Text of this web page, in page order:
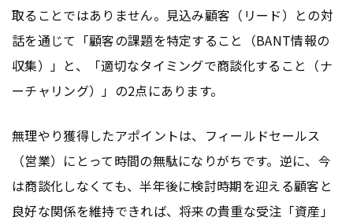
取ることではありません。見込み顧客（リード）との対
話を通じて「顧客の課題を特定すること（BANT情報の
収集）」と、「適切なタイミングで商談化すること（ナ
ーチャリング）」の2点にあります。
無理やり獲得したアポイントは、フィールドセールス
（営業）にとって時間の無駄になりがちです。逆に、今
は商談化しなくても、半年後に検討時期を迎える顧客と
良好な関係を維持できれば、将来の貴重な受注「資産」